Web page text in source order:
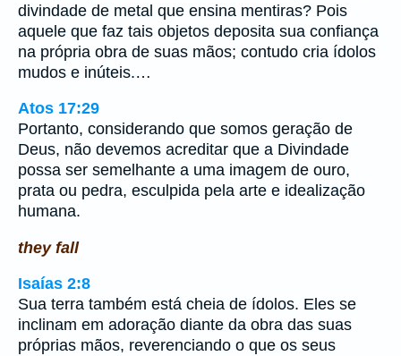
divindade de metal que ensina mentiras? Pois
aquele que faz tais objetos deposita sua confiança
na própria obra de suas mãos; contudo cria ídolos
mudos e inúteis.…
Atos 17:29
Portanto, considerando que somos geração de
Deus, não devemos acreditar que a Divindade
possa ser semelhante a uma imagem de ouro,
prata ou pedra, esculpida pela arte e idealização
humana.
they fall
Isaías 2:8
Sua terra também está cheia de ídolos. Eles se
inclinam em adoração diante da obra das suas
próprias mãos, reverenciando o que os seus